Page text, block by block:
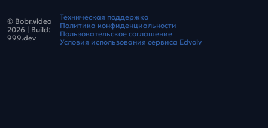
и
отзыв
© Bobr.video
2026 | Build:
999.dev
Техническая поддержка
Политика конфиденциальности
Пользовательское соглашение
Условия использования сервиса Edvolv